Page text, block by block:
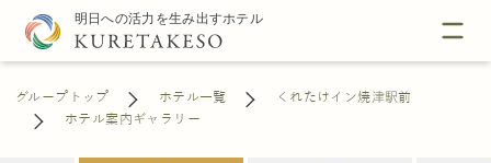
グループトップ ホテル一覧
くれたけイン焼津駅前
ホテル案内ギャラリー